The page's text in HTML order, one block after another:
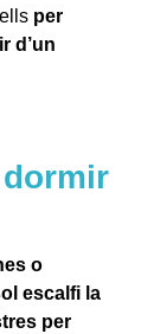
per
d’un
o
escalfi la
per